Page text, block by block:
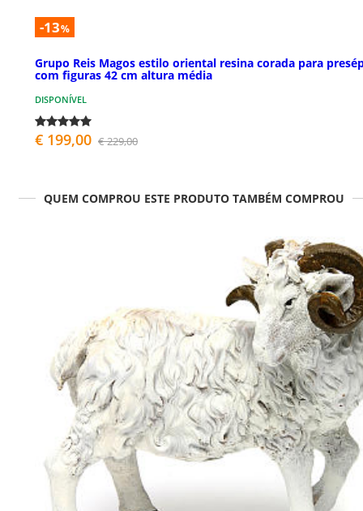
-13%
Grupo Reis Magos estilo oriental resina corada para
com figuras 42 cm altura média
DISPONÍVEL
€ 199,00 € 229,00
QUEM COMPROU ESTE PRODUTO TAMBÉM COMPROU